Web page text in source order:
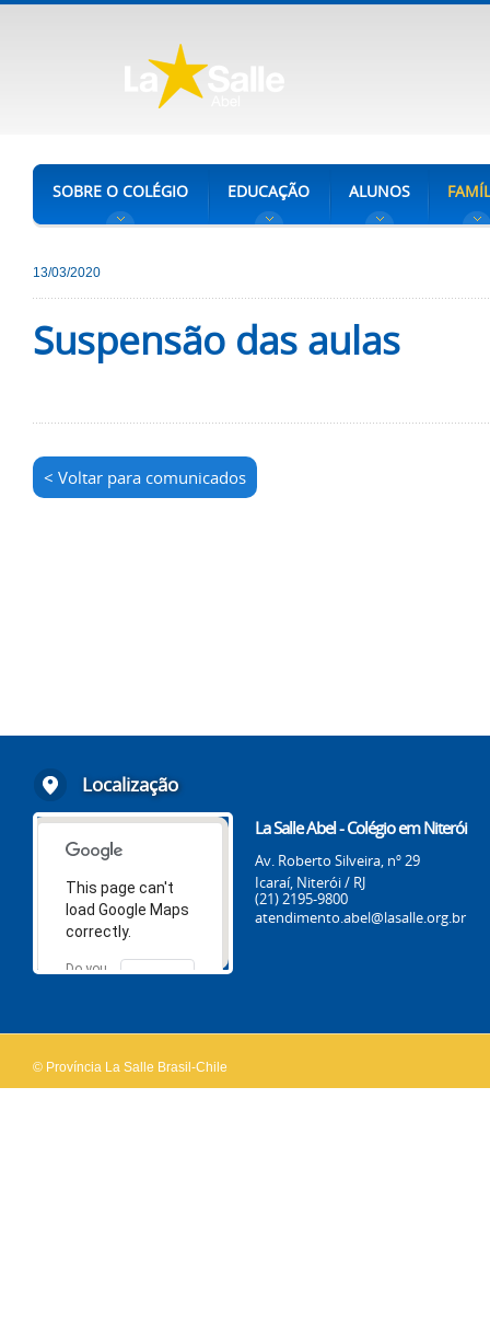
SOBRE O COLÉGIO EDUCAÇÃO ALUNOS
13/03/2020
Suspensão das aulas
< Voltar para comunicados
Localização
This page can't
load Google Maps
correctly.
Do you
OK
La Salle Abel - Colégio em Niterói
Av. Roberto Silveira, nº 29
Icaraí, Niterói / RJ
(21) 2195-9800
atendimento.abel@lasalle.org.br
© Província La Salle Brasil-Chile